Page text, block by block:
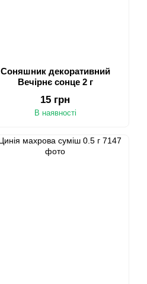
Соняшник декоративний
Вечірнє сонце 2 г
15 грн
В наявності